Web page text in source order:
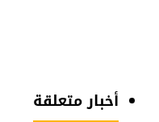
أخبار متعلقة